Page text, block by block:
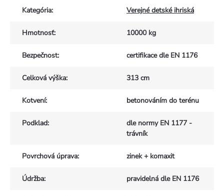
Kategória: Verejné detské ihriská
Hmotnosť: 10000 kg
Bezpečnost: certifikace dle EN 1176
Celková výška: 313 cm
Kotvení: betonováním do terénu
Podklad:
dle normy EN 1177 -
trávník
Povrchová úprava: zinek + komaxit
Údržba: pravidelná dle EN 1176